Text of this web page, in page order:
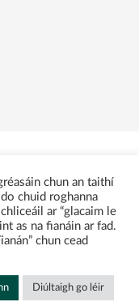
chun an taithí
chuid roghanna
ar “glacaim le
as na fianáin ar fad.
chun cead
Diúltaigh go léir